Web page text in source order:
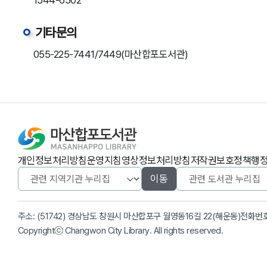
기타문의
055-225-7441/7449(마산합포도서관)
개인정보처리방침운영지침영상정보처리방침저작권보호정책행
이동
주소: (51742) 경상남도 창원시 마산합포구 월영동16길 22(해운동)전화번
Copyrightⓒ Changwon City Library. All rights reserved.